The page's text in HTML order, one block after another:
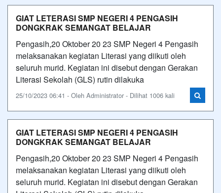
GIAT LETERASI SMP NEGERI 4 PENGASIH
DONGKRAK SEMANGAT BELAJAR
Pengasih,20 Oktober 20 23 SMP Negeri 4 Pengasih
melaksanakan kegiatan Literasi yang diikuti oleh
seluruh murid. Kegiatan ini disebut dengan Gerakan
Literasi Sekolah (GLS) rutin dilakuka
25/10/2023 06:41 - Oleh Administrator - Dilihat 1006 kali
GIAT LETERASI SMP NEGERI 4 PENGASIH
DONGKRAK SEMANGAT BELAJAR
Pengasih,20 Oktober 20 23 SMP Negeri 4 Pengasih
melaksanakan kegiatan Literasi yang diikuti oleh
seluruh murid. Kegiatan ini disebut dengan Gerakan